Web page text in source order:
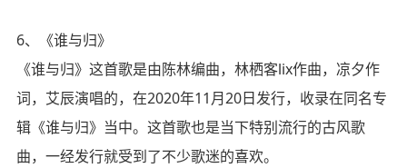
6、《谁与归》
《谁与归》这首歌是由陈林编曲，林栖客lix作曲，凉夕作
词，艾辰演唱的，在2020年11月20日发行，收录在同名专
辑《谁与归》当中。这首歌也是当下特别流行的古风歌
曲，一经发行就受到了不少歌迷的喜欢。